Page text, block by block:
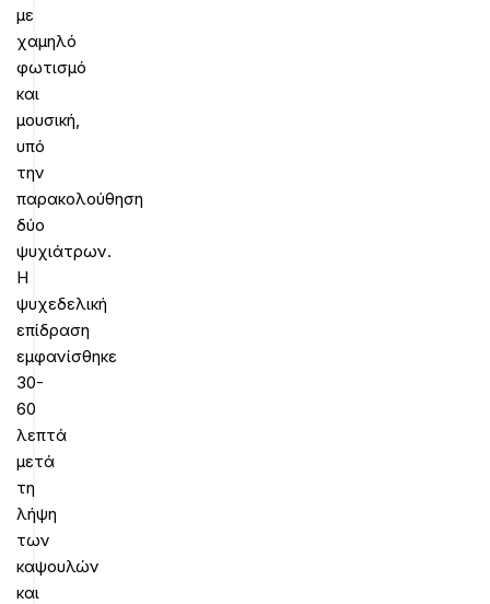
με
χαμηλό
φωτισμό
και
μουσική,
υπό
την
παρακολούθηση
δύο
ψυχιάτρων.
Η
ψυχεδελική
επίδραση
εμφανίσθηκε
30-
60
λεπτά
μετά
τη
λήψη
των
καψουλών
και